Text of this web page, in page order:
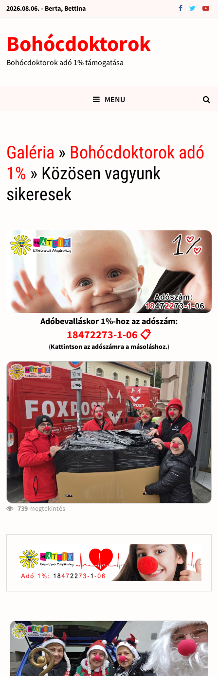
2026.08.06. - Berta, Bettina
Bohócdoktorok
Bohócdoktorok adó 1% támogatása
MENU
Galéria » Bohócdoktorok adó
1% » Közösen vagyunk
sikeresek
Adóbevalláskor 1%-hoz az adószám:
18472273-1-06 📋
(Kattintson az adószámra a másoláshoz.)
739megtekintés